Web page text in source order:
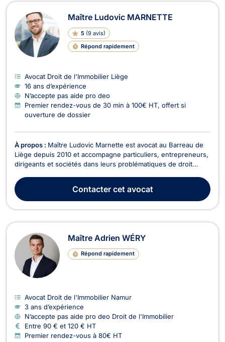
Maître Ludovic MARNETTE
5 (9 avis)
Répond rapidement
Avocat Droit de l'Immobilier Liège
16 ans d’expérience
N’accepte pas aide pro deo
Premier rendez-vous de 30 min à 100€ HT, offert si
ouverture de dossier
À propos : Maître Ludovic Marnette est avocat au Barreau de
Liège depuis 2010 et accompagne particuliers, entrepreneurs,
dirigeants et sociétés dans leurs problématiques de droit
patrimoine. Titulaire d'un Master en droit ainsi que d'un
Master spécialisé en droit fiscal d...
Contactercet avocat
Maître Adrien WÉRY
Répond rapidement
Avocat Droit de l'Immobilier Namur
3 ans d’expérience
N’accepte pas aide pro deo Droit de l'Immobilier
Entre 90 € et 120 € HT
Premier rendez-vous à 80€ HT